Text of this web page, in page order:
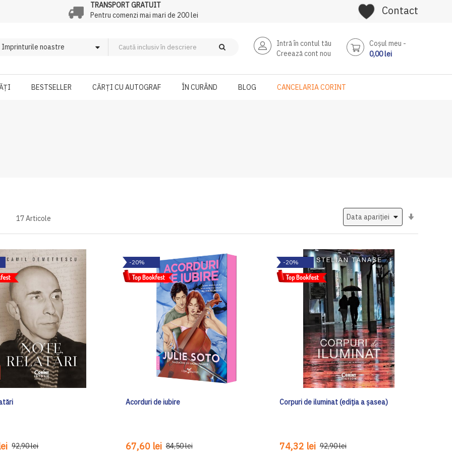
TRANSPORT GRATUIT
Pentru comenzi mai mari de 200 lei
Contact
Intră în contul tău
Creează cont nou
Coşul meu
0,00 lei
BESTSELLER CĂRȚI CU AUTOGRAF ÎN CURÂND BLOG CANCELARIA CORINT
17Articole
92,90 lei
-20%
Acorduri de iubire
67,60 lei 84,50 lei
-20%
Corpuri de iluminat (ediția a șasea)
74,32 lei 92,90 lei